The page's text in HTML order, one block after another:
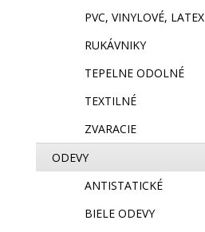
PVC, VINYLOVÉ, LATEX
RUKÁVNIKY
TEPELNE ODOLNÉ
TEXTILNÉ
ZVARACIE
ODEVY
ANTISTATICKÉ
BIELE ODEVY